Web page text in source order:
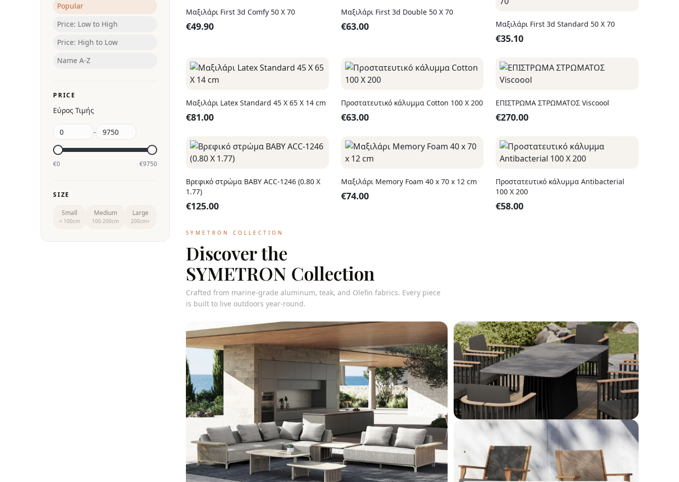
Popular
Price: Low to High
Price: High to Low
Name A-Z
PRICE
Εύρος Τιμής
-
€0 €9750
SIZE
Small
< 100cm
Medium
100-200cm
Large
200cm+
Μαξιλάρι First 3d Comfy 50 Χ 70
€49.90
Μαξιλάρι First 3d Double 50 Χ 70
€63.00 Μαξιλάρι First 3d Standard 50 X 70
€35.10
Μαξιλάρι Latex Standard 45 Χ 65 Χ 14 cm
€81.00
Προστατευτικό κάλυμμα Cotton 100 X 200
€63.00
ΕΠΙΣΤΡΩΜΑ ΣΤΡΩΜΑΤΟΣ Viscoool
€270.00
Βρεφικό στρώμα ΒΑΒΥ ACC-1246 (0.80 X
1.77)
€125.00
Μαξιλάρι Memory Foam 40 x 70 x 12 cm
€74.00
Προστατευτικό κάλυμμα Antibacterial
100 X 200
€58.00
SYMETRON COLLECTION
Discover the
SYMETRON Collection
Crafted from marine-grade aluminum, teak, and Olefin fabrics. Every piece
is built to live outdoors year-round.